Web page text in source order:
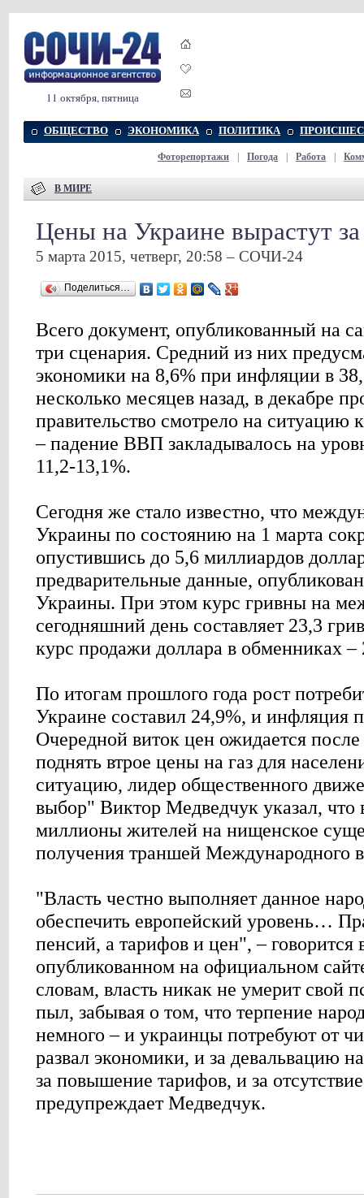
11 октября, пятница
ОБЩЕСТВО ЭКОНОМИКА ПОЛИТИКА
Фоторепортажи Погода Работа
В МИРЕ
Цены на Украине вырастут
5 марта 2015, четверг, 20:58 – СОЧИ-24
Поделиться…
Всего документ, опубликованный на
три сценария. Средний из них
экономики на 8,6% при инфляции в
несколько месяцев назад, в декабре
правительство смотрело на ситуацию
– падение ВВП закладывалось на
11,2-13,1%.
Сегодня же стало известно, что
Украины по состоянию на 1 марта
опустившись до 5,6 миллиардов
предварительные данные,
Украины. При этом курс гривны на
сегодняшний день составляет 23,3
курс продажи доллара в обменниках –
По итогам прошлого года рост
Украине составил 24,9%, и инфляция
Очередной виток цен ожидается
поднять втрое цены на газ для
ситуацию, лидер общественного
выбор" Виктор Медведчук указал, что
миллионы жителей на нищенское
получения траншей
"Власть честно выполняет данное
обеспечить европейский уровень…
пенсий, а тарифов и цен", – говорится
опубликованном на официальном
словам, власть никак не умерит свой
пыл, забывая о том, что терпение
немного – и украинцы потребуют от
развал экономики, и за девальвацию
за повышение тарифов, и за
предупреждает Медведчук.